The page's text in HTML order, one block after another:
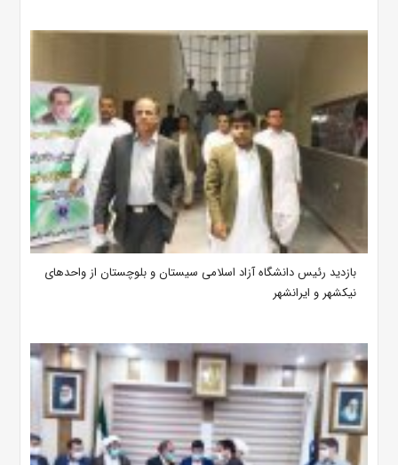
بازدید رئیس دانشگاه آزاد اسلامی سیستان و بلوچستان از واحدهای
نیکشهر و ایرانشهر